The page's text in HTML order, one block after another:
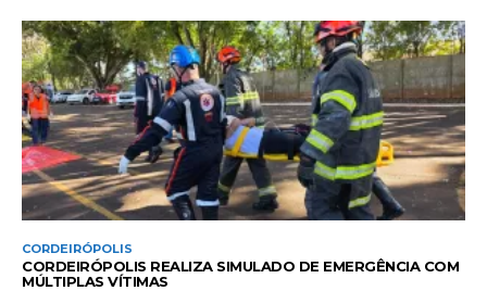
CORDEIRÓPOLIS
CORDEIRÓPOLIS REALIZA SIMULADO DE EMERGÊNCIA COM
MÚLTIPLAS VÍTIMAS